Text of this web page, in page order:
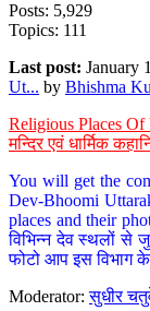
Posts: 5,929
Topics: 111
Last post: January
Ut... by Bhishma
Religious Places Of
मन्दिर एवं धार्मिक
You will get the
Dev-Bhoomi
places and their
विभिन्न देव स्थलों से
फोटो आप इस विभाग
Moderator:सुधीर